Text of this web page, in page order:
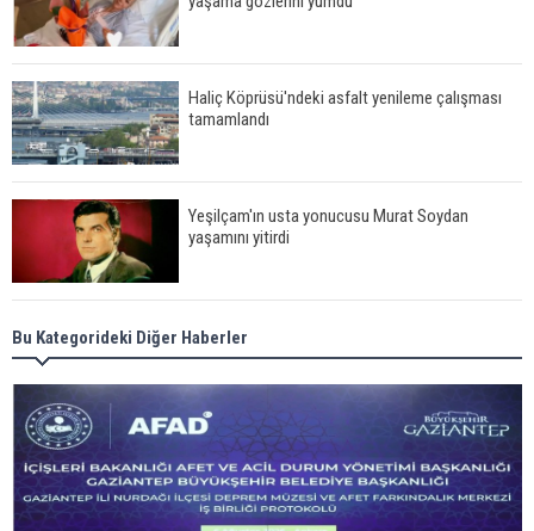
Haliç Köprüsü'ndeki asfalt yenileme çalışması
tamamlandı
Yeşilçam'ın usta yonucusu Murat Soydan
yaşamını yitirdi
Meral Akşener ile Müsavat Dervişoğlu cenazede
görüntülendi
29 Mayıs okullar tatil mi?
Bu Kategorideki Diğer Haberler